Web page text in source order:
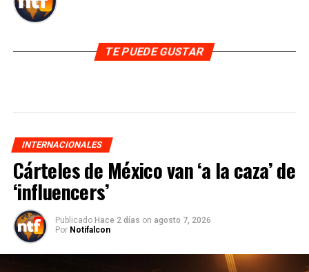
TE PUEDE GUSTAR
INTERNACIONALES
Cárteles de México van ‘a la caza’ de
‘influencers’
Publicado Hace 2 días on agosto 7, 2026
Por Notifalcon